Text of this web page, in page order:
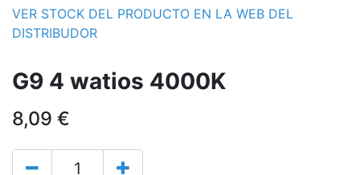
VER STOCK DEL PRODUCTO EN LA WEB DEL
DISTRIBUDOR
G9 4 watios 4000K
8,09 €